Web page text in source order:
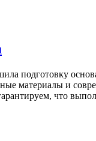
подготовку
материалы и
что